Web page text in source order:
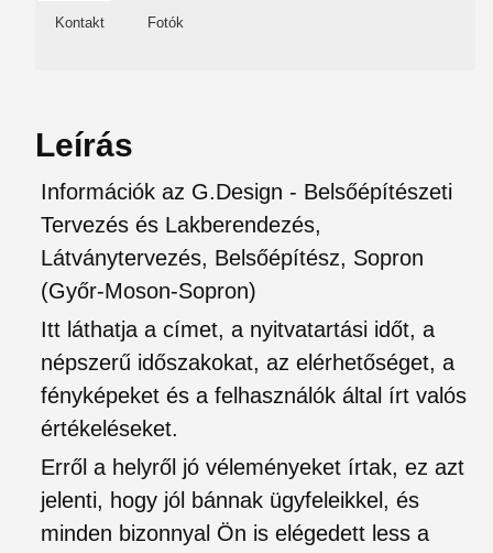
Kontakt Fotók
Leírás
Információk az G.Design - Belsőépítészeti
Tervezés és Lakberendezés,
Látványtervezés, Belsőépítész, Sopron
(Győr-Moson-Sopron)
Itt láthatja a címet, a nyitvatartási időt, a
népszerű időszakokat, az elérhetőséget, a
fényképeket és a felhasználók által írt valós
értékeléseket.
Erről a helyről jó véleményeket írtak, ez azt
jelenti, hogy jól bánnak ügyfeleikkel, és
minden bizonnyal Ön is elégedett less a